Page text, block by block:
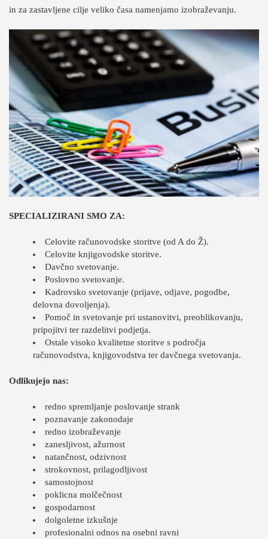
in za zastavljene cilje veliko časa namenjamo izobraževanju.
SPECIALIZIRANI SMO ZA:
Celovite računovodske storitve (od A do Ž).
Celovite knjigovodske storitve.
Davčno svetovanje.
Poslovno svetovanje.
Kadrovsko svetovanje (prijave, odjave, pogodbe,
delovna dovoljenja).
Pomoč in svetovanje pri ustanovitvi, preoblikovanju,
pripojitvi ter razdelitvi podjetja.
Ostale visoko kvalitetne storitve s področja
računovodstva, knjigovodstva ter davčnega svetovanja.
Odlikujejo nas:
redno spremljanje poslovanje strank
poznavanje zakonodaje
redno izobraževanje
zanesljivost, ažurnost
natančnost, odzivnost
strokovnost, prilagodljivost
samostojnost
poklicna molčečnost
gospodarnost
dolgoletne izkušnje
profesionalni odnos na osebni ravni